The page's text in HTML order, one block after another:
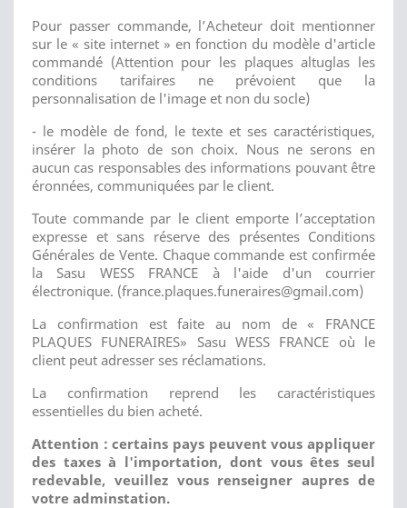
Pour passer commande, l’Acheteur doit mentionner
sur le « site internet » en fonction du modèle d'article
commandé (Attention pour les plaques altuglas les
conditions tarifaires ne prévoient que la
personnalisation de l'image et non du socle)
- le modèle de fond, le texte et ses caractéristiques,
insérer la photo de son choix. Nous ne serons en
aucun cas responsables des informations pouvant être
éronnées, communiquées par le client.
Toute commande par le client emporte l’acceptation
expresse et sans réserve des présentes Conditions
Générales de Vente. Chaque commande est confirmée
la Sasu WESS FRANCE à l'aide d'un courrier
électronique. (france.plaques.funeraires@gmail.com)
La confirmation est faite au nom de « FRANCE
PLAQUES FUNERAIRES» Sasu WESS FRANCE où le
client peut adresser ses réclamations.
La confirmation reprend les caractéristiques
essentielles du bien acheté.
Attention : certains pays peuvent vous appliquer
des taxes à l'importation, dont vous êtes seul
redevable, veuillez vous renseigner aupres de
votre adminstation.